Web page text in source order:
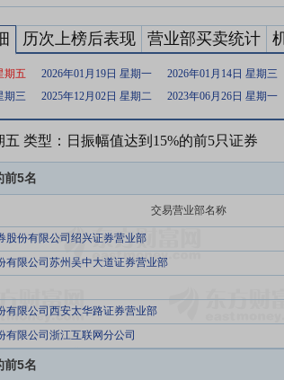
历次上榜后表现 营业部买卖统计
期五 2026年01月19日 星期一 2026年01月14日 星期三
期三
2025年12月02日 星期二 2023年06月26日 星期一
五 类型：日振幅值达到15%的前5只证券
前5名
交易营业部名称
股份有限公司绍兴证券营业部
有限公司苏州吴中大道证券营业部
有限公司西安太华路证券营业部
有限公司浙江互联网分公司
前5名